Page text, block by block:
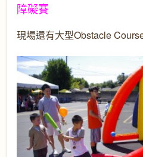
障礙賽
現場還有大型Obstacle